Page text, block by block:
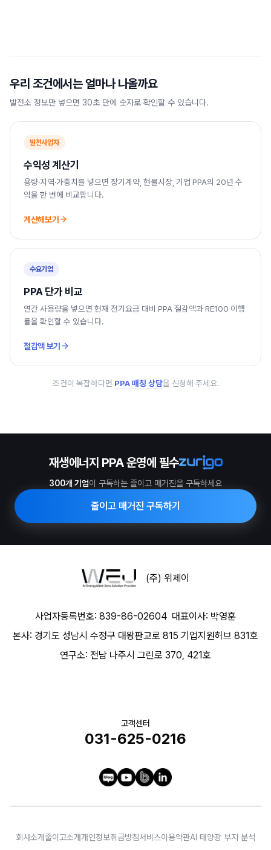
우리 조건에서는 얼마나 나올까요
발전소 정보만 넣으면 30초 만에 숫자로 확인할 수 있습니다.
발전사업자
수익성 계산기
용량·지역·가중치를 넣으면 장기계약, 현물시장, 기업 PPA의 20년 수
익을 한 번에 비교합니다.
계산해보기
수요기업
PPA 단가 비교
연간 사용량을 넣으면 현재 전기요금 대비 PPA 절감액과 RE100 이행
률을 확인할 수 있습니다.
절감액 보기
조건이 복잡하다면 PPA 매칭 상담을 신청해 주세요.
재생에너지 PPA 운영에 필수
300개 기업이 구독하는 줄이고 매거진을 구독하세요
줄이고 매거진 구독하기
(주) 위제이
사업자등록번호: 839-86-02604 대표이사: 박영훈
본사: 경기도 성남시 수정구 대왕판교로 815 기업지원허브 831호
연구소: 전남 나주시 그린로 370, 421호
고객센터
031-625-0216
회사소개줄이고소개개인정보취급방침서비스이용약관AI 태양광 부지 분석